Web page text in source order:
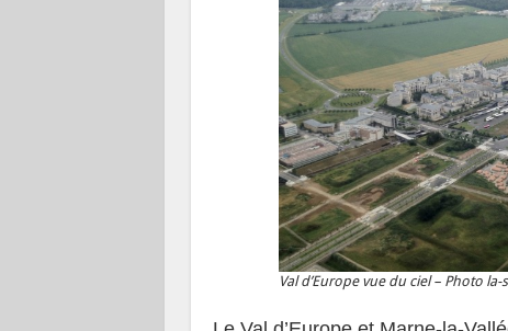
Val d’Europe vue du ciel – Photo